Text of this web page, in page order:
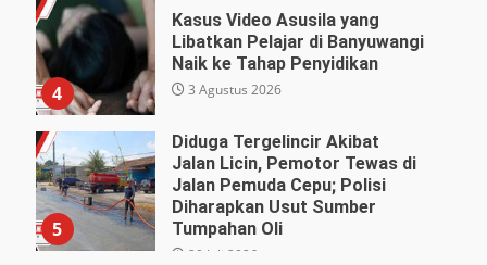
4
Kasus Video Asusila yang
Libatkan Pelajar di Banyuwangi
Naik ke Tahap Penyidikan
3 Agustus 2026
5
Diduga Tergelincir Akibat
Jalan Licin, Pemotor Tewas di
Jalan Pemuda Cepu; Polisi
Diharapkan Usut Sumber
Tumpahan Oli
29 Juli 2026